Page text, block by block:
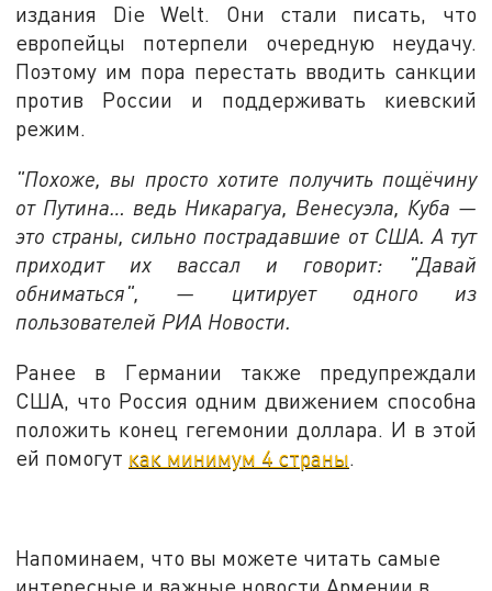
издания Die Welt. Они стали писать, что
европейцы потерпели очередную неудачу.
Поэтому им пора перестать вводить санкции
против России и поддерживать киевский
режим.
"Похоже, вы просто хотите получить пощёчину
от Путина… ведь Никарагуа, Венесуэла, Куба —
это страны, сильно пострадавшие от США. А тут
приходит их вассал и говорит: "Давай
обниматься", — цитирует одного из
пользователей РИА Новости.
Ранее в Германии также предупреждали
США, что Россия одним движением способна
положить конец гегемонии доллара. И в этой
ей помогут как минимум 4 страны.
Напоминаем, что вы можете читать самые